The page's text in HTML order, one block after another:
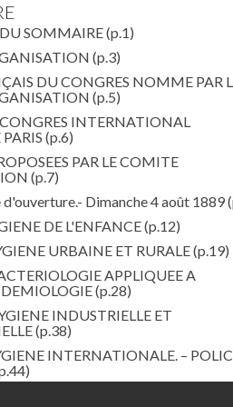
SOMMAIRE(p.1)
(p.3)
DU CONGRES NOMME PAR
(p.5)
INTERNATIONAL
(p.6)
PAR LE COMITE
(p.7)
d'ouverture.- Dimanche 4 août 1889
DE L'ENFANCE(p.12)
URBAINE ET RURALE(p.19)
APPLIQUEE A
(p.28)
INDUSTRIELLE ET
(p.38)
INTERNATIONALE. –